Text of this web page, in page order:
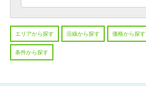
エリアから探す 沿線から探す 価格から探す
条件から探す